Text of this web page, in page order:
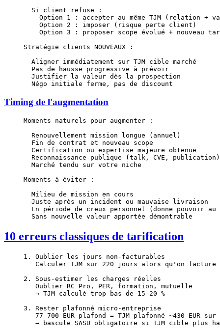
  Si client refuse :
Option 1 : accepter au même TJM (relation +
    Option 2 : imposer (risque perte client)
Option 3 : proposer scope évolué + nouveau
Stratégie clients NOUVEAUX :
  Aligner immédiatement sur TJM cible marché
  Pas de hausse progressive à prévoir
  Justifier la valeur dès la prospection
  Négo initiale ferme, pas de discount
Timing de l'augmentation
Moments naturels pour augmenter :
  Renouvellement mission longue (annuel)
  Fin de contrat et nouveau scope
  Certification ou expertise majeure obtenue
  Reconnaissance publique (talk, CVE, publication)
  Marché tendu sur votre niche
Moments à éviter :
  Milieu de mission en cours
  Juste après un incident ou mauvaise livraison
En période de creux personnel (donne pouvoir au
  Sans nouvelle valeur apportée démontrable
10 erreurs classiques de tarification
1. Oublier les jours non-facturables
Calculer TJM sur 220 jours alors qu'on facture
2. Sous-estimer les charges réelles
   Oublier RC Pro, PER, formation, mutuelle
   → TJM calculé trop bas de 15-20 %
3. Rester plafonné micro-entreprise
77 700 EUR plafond = TJM plafonné ~430 EUR sur
→ bascule SASU obligatoire si TJM cible plus